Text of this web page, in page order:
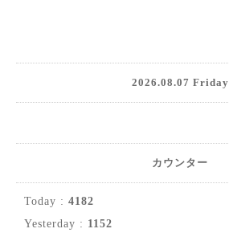
2026.08.07 Friday
カウンター
Today : 4182
Yesterday : 1152